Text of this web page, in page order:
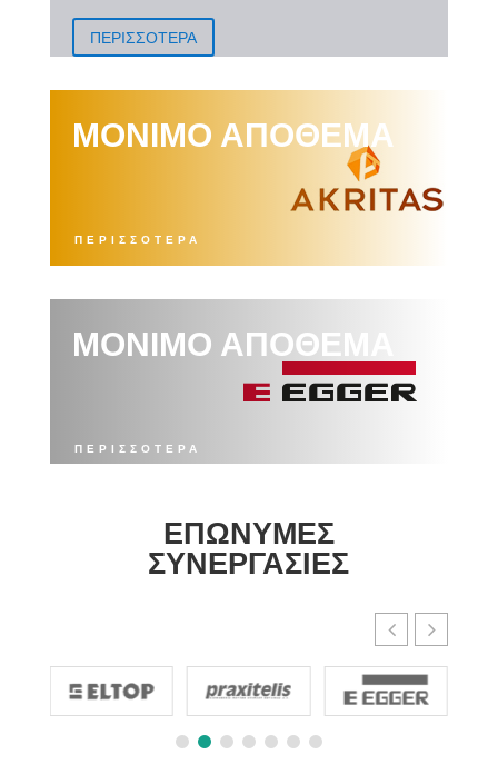
ΠΕΡΙΣΣΟΤΕΡΑ
ΜΟΝΙΜΟ ΑΠΟΘΕΜΑ
ΠΕΡΙΣΣΟΤΕΡΑ
ΜΟΝΙΜΟ ΑΠΟΘΕΜΑ
ΠΕΡΙΣΣΟΤΕΡΑ
ΕΠΩΝΥΜΕΣ
ΣΥΝΕΡΓΑΣΙΕΣ